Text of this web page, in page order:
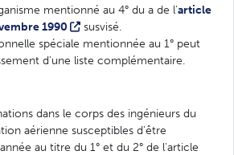
mentionné au 4° du a de l'article
1990
susvisé.
spéciale mentionnée au 1° peut
d'une liste complémentaire.
dans le corps des ingénieurs du
aérienne susceptibles d'être
au titre du 1° et du 2° de l'article